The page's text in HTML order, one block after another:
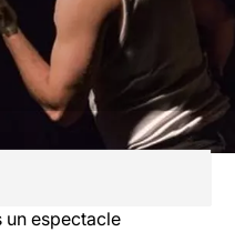
un espectacle